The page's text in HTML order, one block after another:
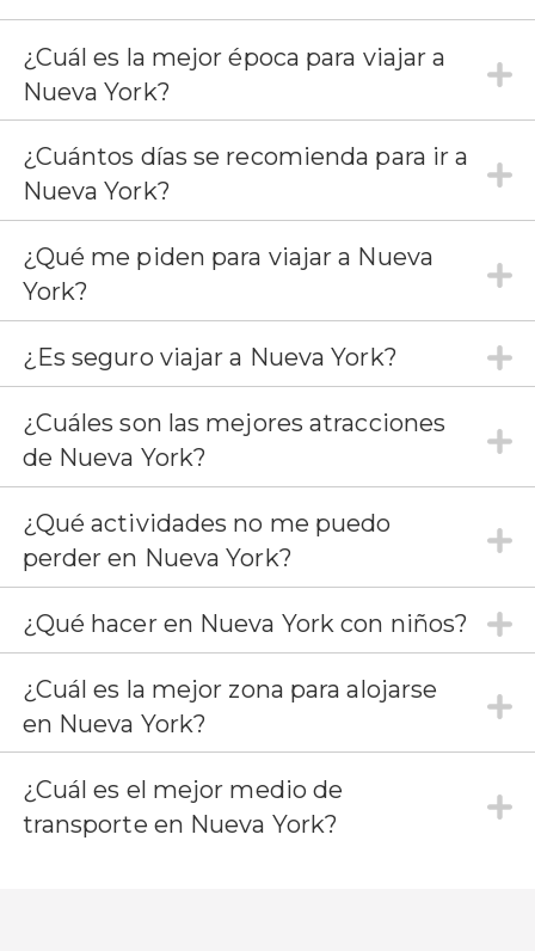
¿Cuál es la mejor época para viajar a
Nueva York?
¿Cuántos días se recomienda para ir a
Nueva York?
¿Qué me piden para viajar a Nueva
York?
¿Es seguro viajar a Nueva York?
¿Cuáles son las mejores atracciones
de Nueva York?
¿Qué actividades no me puedo
perder en Nueva York?
¿Qué hacer en Nueva York con niños?
¿Cuál es la mejor zona para alojarse
en Nueva York?
¿Cuál es el mejor medio de
transporte en Nueva York?